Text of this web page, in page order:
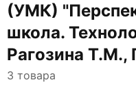
(УМК)
школа.
Рагозина Т.М.,
3 товара